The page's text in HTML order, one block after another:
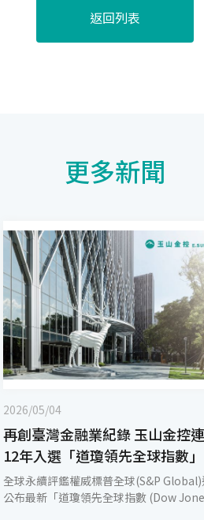
返回列表
更多新聞
2026/05/04
再創臺灣金融業紀錄 玉山金控
12年入選「道瓊領先全球指數」
全球永續評鑑權威標普全球(S&P Global)
公布最新「道瓊領先全球指數 (Dow